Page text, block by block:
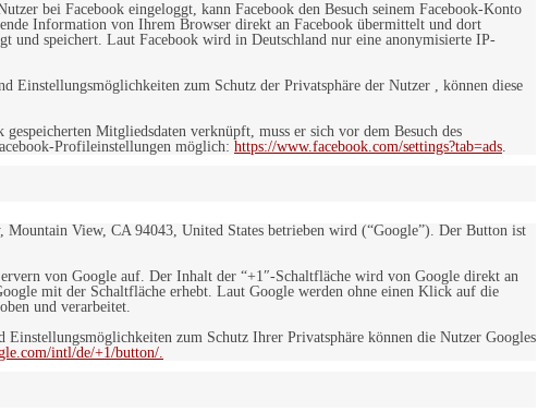
bei Facebook eingeloggt, kann Facebook den Besuch seinem Facebook-Konto
Information von Ihrem Browser direkt an Facebook übermittelt und dort
und speichert. Laut Facebook wird in Deutschland nur eine anonymisierte IP-
Einstellungsmöglichkeiten zum Schutz der Privatsphäre der Nutzer , können diese
Mitgliedsdaten verknüpft, muss er sich vor dem Besuch des
Profileinstellungen möglich: https://www.facebook.com/settings?tab=ads.
Mountain View, CA 94043, United States betrieben wird (“Google”). Der Button ist
von Google auf. Der Inhalt der “+1″-Schaltfläche wird von Google direkt an
mit der Schaltfläche erhebt. Laut Google werden ohne einen Klick auf die
und verarbeitet.
zum Schutz Ihrer Privatsphäre können die Nutzer Googles
intl/de/+1/button/.